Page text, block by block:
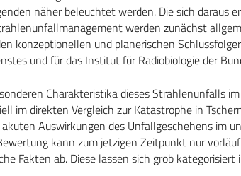
näher beleuchtet werden. Die sich daraus
werden zunächst
konzeptionellen und planerischen
und für das Institut für Radiobiologie der
Charakteristika dieses Strahlenunfalls
im direkten Vergleich zur Katastrophe in
Auswirkungen des Unfallgeschehens im
kann zum jetzigen Zeitpunkt nur
Fakten ab. Diese lassen sich grob